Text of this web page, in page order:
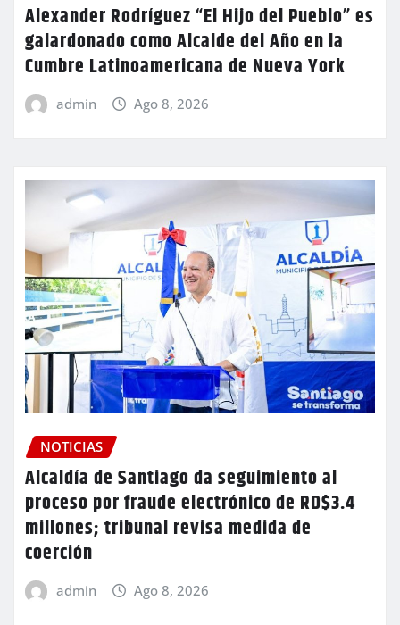
Alexander Rodríguez “El Hijo del Pueblo” es
galardonado como Alcalde del Año en la
Cumbre Latinoamericana de Nueva York
admin Ago 8, 2026
NOTICIAS
Alcaldía de Santiago da seguimiento al
proceso por fraude electrónico de RD$3.4
millones; tribunal revisa medida de
coerción
admin Ago 8, 2026